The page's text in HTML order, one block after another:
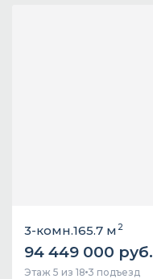
3-комн.165.7 м 2
94 449 000 руб.
Этаж 5 из 18 3 подъезд